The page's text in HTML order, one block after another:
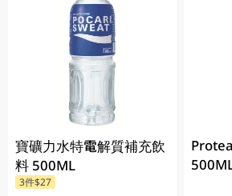
寶礦力水特電解質補充飲
料 500ML
3件$27